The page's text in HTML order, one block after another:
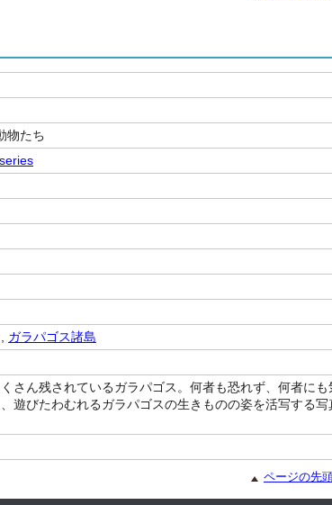
物たち
ガラパゴス諸島
さん残されているガラパゴス。何者も恐れず、何者にも
遊びたわむれるガラパゴスの生きものの姿を活写する写
ページの先